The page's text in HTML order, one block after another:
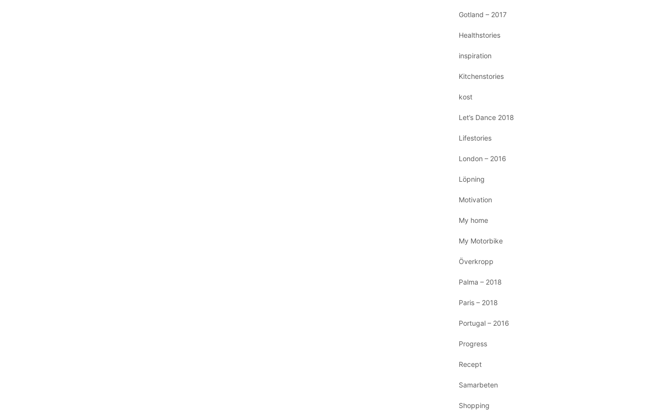
Gotland – 2017
Healthstories
inspiration
Kitchenstories
kost
Let’s Dance 2018
Lifestories
London – 2016
Löpning
Motivation
My home
My Motorbike
Överkropp
Palma – 2018
Paris – 2018
Portugal – 2016
Progress
Recept
Samarbeten
Shopping